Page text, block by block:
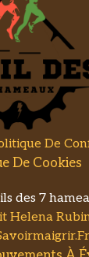
De
De Cookies
des 7
Helena